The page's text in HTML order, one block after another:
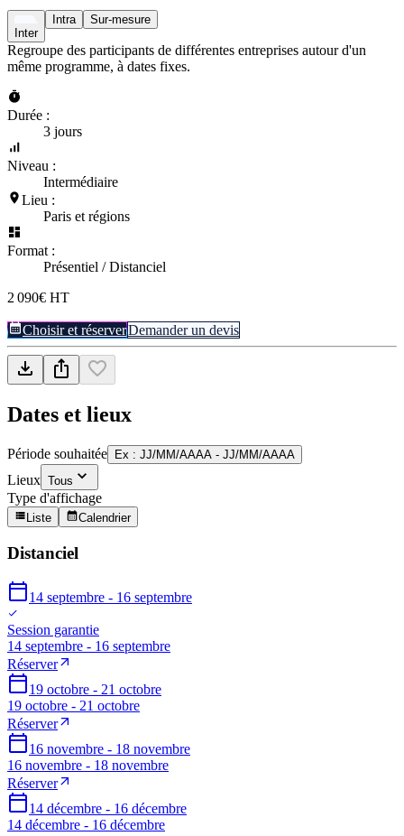
Inter
Intra Sur-mesure
Regroupe des participants de différentes entreprises autour d'un
même programme, à dates fixes.
Durée :
3 jours
Niveau :
Intermédiaire
Lieu :
Paris et régions
Format :
Présentiel / Distanciel
2 090€ HT
Choisir et réserverDemander un devis
Dates et lieux
Période souhaitée Ex : JJ/MM/AAAA - JJ/MM/AAAA
Lieux Tous
Type d'affichage
Liste Calendrier
Distanciel
14 septembre - 16 septembre
Session garantie
14 septembre - 16 septembre
Réserver
19 octobre - 21 octobre
19 octobre - 21 octobre
Réserver
16 novembre - 18 novembre
16 novembre - 18 novembre
Réserver
14 décembre - 16 décembre
14 décembre - 16 décembre